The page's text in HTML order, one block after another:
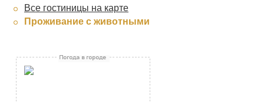
Все гостиницы на карте
Проживание с животными